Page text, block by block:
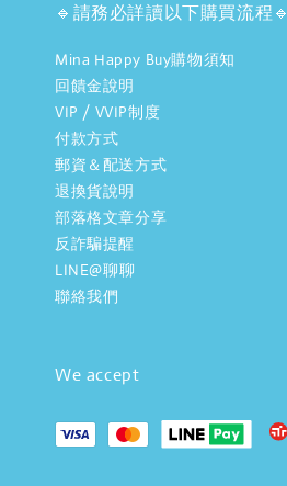
🔹請務必詳讀以下購買流程🔹
Mina Happy Buy購物須知
回饋金說明
VIP / VVIP制度
付款方式
郵資＆配送方式
退換貨說明
部落格文章分享
反詐騙提醒
LINE@聊聊
聯絡我們
We accept